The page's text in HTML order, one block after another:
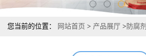
您当前的位置： 网站首页 > 产品展厅 > 防腐剂